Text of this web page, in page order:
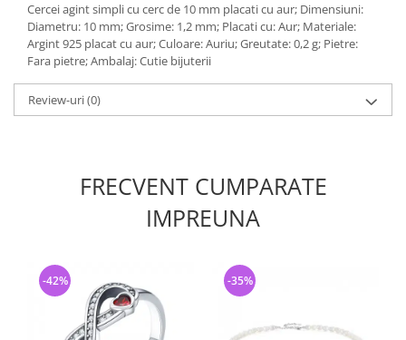
Cercei agint simpli cu cerc de 10 mm placati cu aur; Dimensiuni:
Diametru: 10 mm; Grosime: 1,2 mm; Placati cu: Aur; Materiale:
Argint 925 placat cu aur; Culoare: Auriu; Greutate: 0,2 g; Pietre:
Fara pietre; Ambalaj: Cutie bijuterii
Review-uri(0)
FRECVENT CUMPARATE
IMPREUNA
-42% -35%